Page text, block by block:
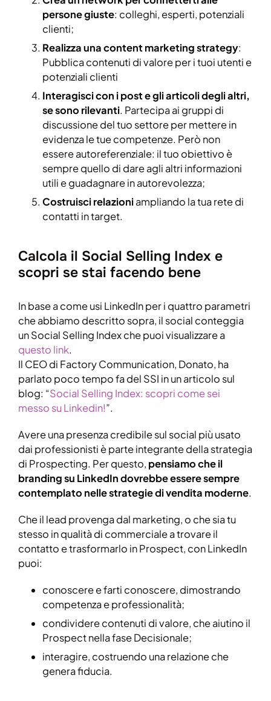
persone giuste: colleghi, esperti, potenziali
clienti;
Realizza una content marketing strategy:
Pubblica contenuti di valore per i tuoi utenti e
potenziali clienti
Interagisci con i post e gli articoli degli altri,
se sono rilevanti. Partecipa ai gruppi di
discussione del tuo settore per mettere in
evidenza le tue competenze. Però non
essere autoreferenziale: il tuo obiettivo è
sempre quello di dare agli altri informazioni
utili e guadagnare in autorevolezza;
Costruisci relazioniampliando la tua rete di
contatti in target.
Calcola il Social Selling Index e
scopri se stai facendo bene
In base a come usi LinkedIn per i quattro parametri
che abbiamo descritto sopra, il social conteggia
un Social Selling Index che puoi visualizzare a
questo link.
Il CEO di Factory Communication, Donato, ha
parlato poco tempo fa del SSI in un articolo sul
blog: “Social Selling Index: scopri come sei
messo su Linkedin!”.
Avere una presenza credibile sul social più usato
dai professionisti è parte integrante della strategia
di Prospecting. Per questo, pensiamo che il
branding su LinkedIn dovrebbe essere sempre
contemplato nelle strategie di vendita moderne.
Che il lead provenga dal marketing, o che sia tu
stesso in qualità di commerciale a trovare il
contatto e trasformarlo in Prospect, con LinkedIn
puoi:
conoscere e farti conoscere, dimostrando
competenza e professionalità;
condividere contenuti di valore, che aiutino il
Prospect nella fase Decisionale;
interagire, costruendo una relazione che
genera fiducia.